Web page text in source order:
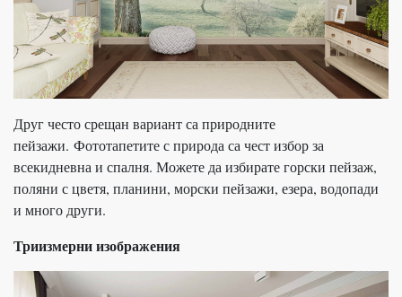
Друг често срещан вариант са природните
пейзажи. Фототапетите с природа са чест избор за
всекидневна и спалня. Можете да избирате горски пейзаж,
поляни с цветя, планини, морски пейзажи, езера, водопади
и много други.
Триизмерни изображения